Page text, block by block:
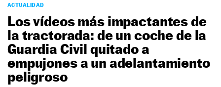
PODCAST
MOTOS
TECNOLOGÍA
SUPERCOCHES
SERVICIOS
ACTUALIDAD
Los vídeos más impactantes de
la tractorada: de un coche de la
Guardia Civil quitado a
empujones a un adelantamiento
peligroso